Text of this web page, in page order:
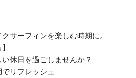
サーフィンを楽しむ時期に。
休日を過ごしませんか？
リフレッシュ